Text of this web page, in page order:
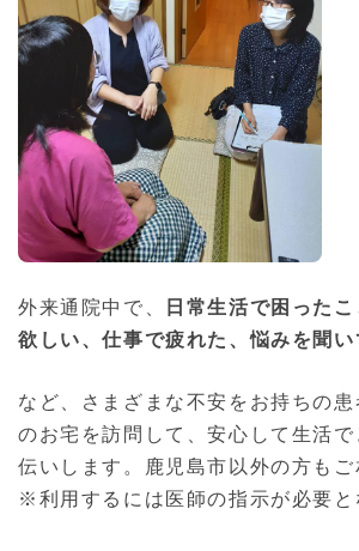
外来通院中で、
日常生活で困った
欲しい、仕事で疲れた、悩みを聞
など、さまざまな不安をお持ちの
のお宅を訪問して、安心して生活
伝いします。鹿児島市以外の方もご
※利用するには医師の指示が必要と